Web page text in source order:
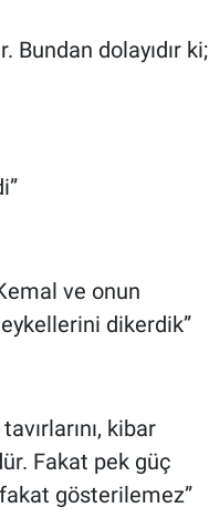
dolayıdır ki;
ve onun
dikerdik”
kibar
Fakat pek güç
gösterilemez”